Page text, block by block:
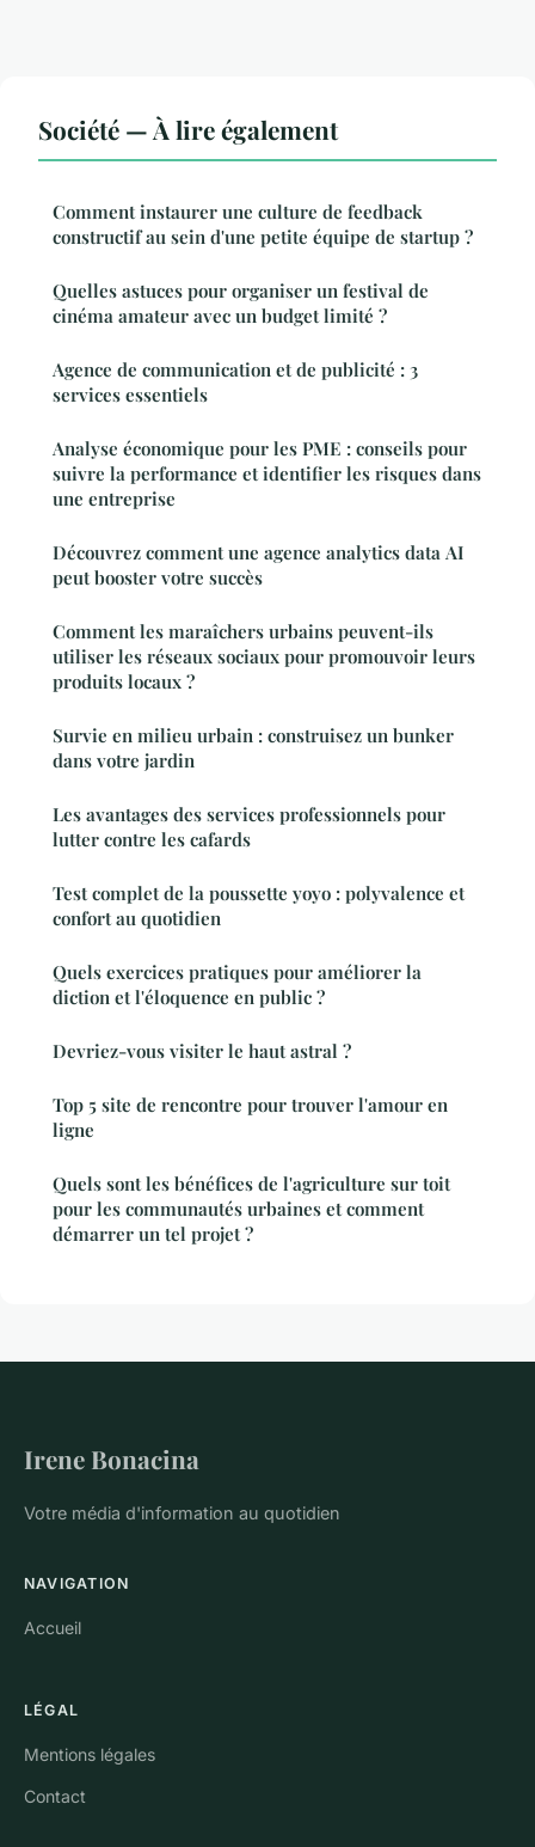
Société — À lire également
Comment instaurer une culture de feedback
constructif au sein d'une petite équipe de startup ?
Quelles astuces pour organiser un festival de
cinéma amateur avec un budget limité ?
Agence de communication et de publicité : 3
services essentiels
Analyse économique pour les PME : conseils pour
suivre la performance et identifier les risques dans
une entreprise
Découvrez comment une agence analytics data AI
peut booster votre succès
Comment les maraîchers urbains peuvent-ils
utiliser les réseaux sociaux pour promouvoir leurs
produits locaux ?
Survie en milieu urbain : construisez un bunker
dans votre jardin
Les avantages des services professionnels pour
lutter contre les cafards
Test complet de la poussette yoyo : polyvalence et
confort au quotidien
Quels exercices pratiques pour améliorer la
diction et l'éloquence en public ?
Devriez-vous visiter le haut astral ?
Top 5 site de rencontre pour trouver l'amour en
ligne
Quels sont les bénéfices de l'agriculture sur toit
pour les communautés urbaines et comment
démarrer un tel projet ?
Irene Bonacina
Votre média d'information au quotidien
NAVIGATION
Accueil
LÉGAL
Mentions légales
Contact